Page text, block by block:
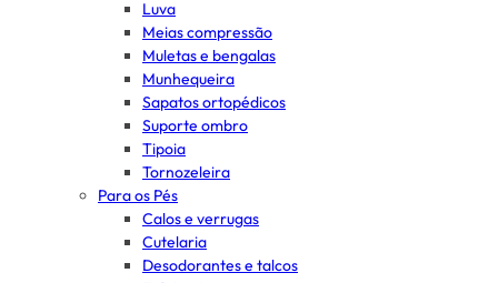
Luva
Meias compressão
Muletas e bengalas
Munhequeira
Sapatos ortopédicos
Suporte ombro
Tipoia
Tornozeleira
Para os Pés
Calos e verrugas
Cutelaria
Desodorantes e talcos